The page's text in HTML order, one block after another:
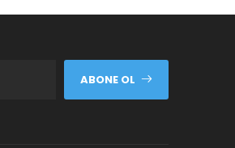
ABONE OL